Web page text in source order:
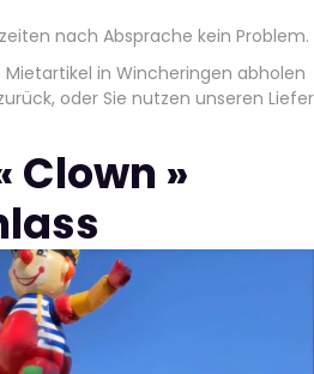
nach Absprache kein Problem.
in Wincheringen abholen
oder Sie nutzen unseren Liefer
Clown »